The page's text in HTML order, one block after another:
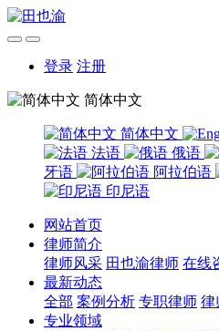
登录 注册
简体中文
简体中文
法语
俄语
牙语
阿拉伯语
印尼语
网站首页
律师简介
律师风采 田也渝律师 在线
最新动态
全部 案例分析 专职律师 律
专业领域